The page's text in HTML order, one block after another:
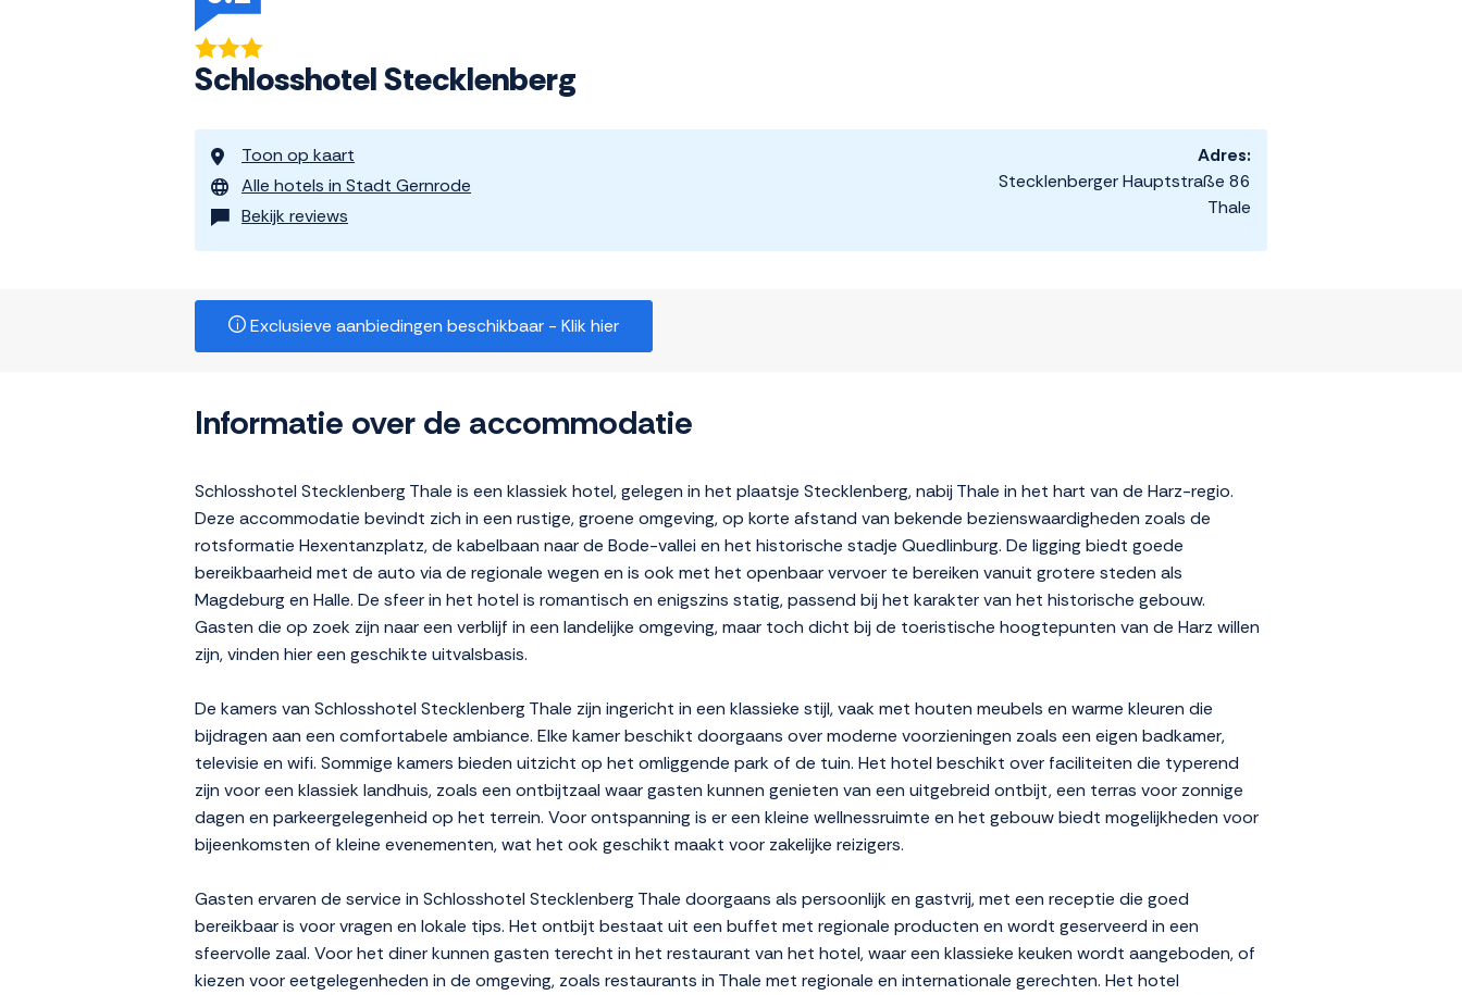
Schlosshotel Stecklenberg
Toon op kaart
Alle hotels in Stadt Gernrode
Bekijk reviews
Adres:
Stecklenberger Hauptstraße 86
Thale
Exclusieve aanbiedingen beschikbaar - Klik hier
Informatie over de accommodatie
Schlosshotel Stecklenberg Thale is een klassiek hotel, gelegen in het plaatsje Stecklenberg, nabij Thale in het hart van de Harz-regio.
Deze accommodatie bevindt zich in een rustige, groene omgeving, op korte afstand van bekende bezienswaardigheden zoals de
rotsformatie Hexentanzplatz, de kabelbaan naar de Bode-vallei en het historische stadje Quedlinburg. De ligging biedt goede
bereikbaarheid met de auto via de regionale wegen en is ook met het openbaar vervoer te bereiken vanuit grotere steden als
Magdeburg en Halle. De sfeer in het hotel is romantisch en enigszins statig, passend bij het karakter van het historische gebouw.
Gasten die op zoek zijn naar een verblijf in een landelijke omgeving, maar toch dicht bij de toeristische hoogtepunten van de Harz willen
zijn, vinden hier een geschikte uitvalsbasis.
De kamers van Schlosshotel Stecklenberg Thale zijn ingericht in een klassieke stijl, vaak met houten meubels en warme kleuren die
bijdragen aan een comfortabele ambiance. Elke kamer beschikt doorgaans over moderne voorzieningen zoals een eigen badkamer,
televisie en wifi. Sommige kamers bieden uitzicht op het omliggende park of de tuin. Het hotel beschikt over faciliteiten die typerend
zijn voor een klassiek landhuis, zoals een ontbijtzaal waar gasten kunnen genieten van een uitgebreid ontbijt, een terras voor zonnige
dagen en parkeergelegenheid op het terrein. Voor ontspanning is er een kleine wellnessruimte en het gebouw biedt mogelijkheden voor
bijeenkomsten of kleine evenementen, wat het ook geschikt maakt voor zakelijke reizigers.
Gasten ervaren de service in Schlosshotel Stecklenberg Thale doorgaans als persoonlijk en gastvrij, met een receptie die goed
bereikbaar is voor vragen en lokale tips. Het ontbijt bestaat uit een buffet met regionale producten en wordt geserveerd in een
sfeervolle zaal. Voor het diner kunnen gasten terecht in het restaurant van het hotel, waar een klassieke keuken wordt aangeboden, of
kiezen voor eetgelegenheden in de omgeving, zoals restaurants in Thale met regionale en internationale gerechten. Het hotel